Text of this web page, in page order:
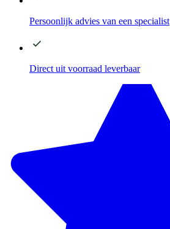
Persoonlijk advies van een specialist
Direct uit voorraad leverbaar